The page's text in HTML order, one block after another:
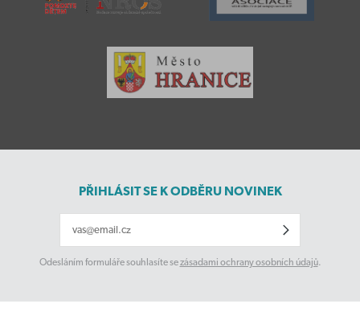
PŘIHLÁSIT SE K ODBĚRU NOVINEK
Odesláním formuláře souhlasíte sezásadami ochrany osobních údajů.